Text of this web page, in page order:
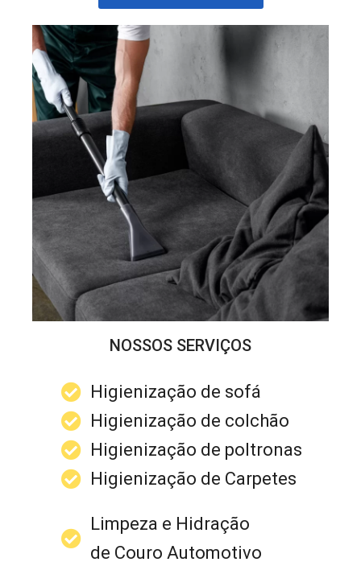
NOSSOS SERVIÇOS
Higienização de sofá
Higienização de colchão
Higienização de poltronas
Higienização de Carpetes
Limpeza e Hidração
de Couro Automotivo